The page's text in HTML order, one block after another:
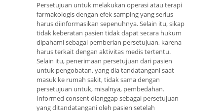
Persetujuan untuk melakukan operasi atau terapi
farmakologis dengan efek samping yang serius
harus diinformasikan sepenuhnya. Selain itu, sikap
tidak keberatan pasien tidak dapat secara hukum
dipahami sebagai pemberian persetujuan, karena
harus terkait dengan aktivitas medis tertentu.
Selain itu, penerimaan persetujuan dari pasien
untuk pengobatan, yang dia tandatangani saat
masuk ke rumah sakit, tidak sama dengan
persetujuan untuk, misalnya, pembedahan.
Informed consent dianggap sebagai persetujuan
yang ditandatangani oleh pasien setelah